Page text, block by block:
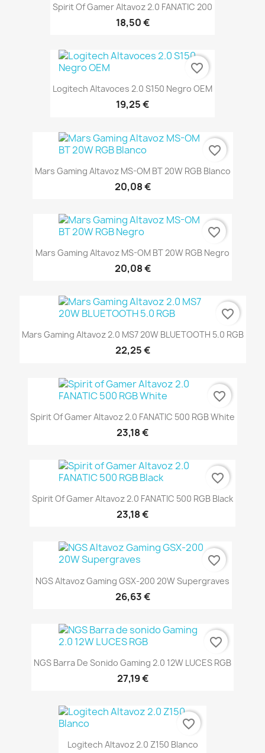
Spirit Of Gamer Altavoz 2.0 FANATIC 200
18,50 €
Logitech Altavoces 2.0 S150 Negro OEM
19,25 €
favorite_border
Mars Gaming Altavoz MS-OM BT 20W RGB Blanco
20,08 €
favorite_border
Mars Gaming Altavoz MS-OM BT 20W RGB Negro
20,08 €
favorite_border
Mars Gaming Altavoz 2.0 MS7 20W BLUETOOTH 5.0 RGB
22,25 €
favorite_border
Spirit Of Gamer Altavoz 2.0 FANATIC 500 RGB White
23,18 €
favorite_border
Spirit Of Gamer Altavoz 2.0 FANATIC 500 RGB Black
23,18 €
favorite_border
NGS Altavoz Gaming GSX-200 20W Supergraves
26,63 €
favorite_border
NGS Barra De Sonido Gaming 2.0 12W LUCES RGB
27,19 €
favorite_border
Logitech Altavoz 2.0 Z150 Blanco
favorite_border